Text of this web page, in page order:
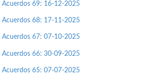
Acuerdos 69: 16-12-2025
Acuerdos 68: 17-11-2025
Acuerdos 67: 07-10-2025
Acuerdos 66: 30-09-2025
Acuerdos 65: 07-07-2025